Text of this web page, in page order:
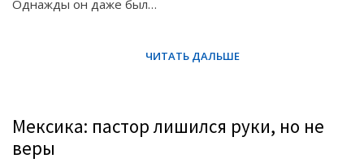
Однажды он даже был…
Мексика: пастор лишился руки, но не
веры